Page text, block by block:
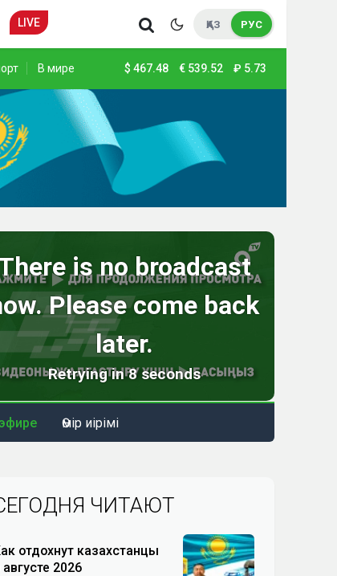
LIVE ҚАЗ РУС
В мире $ 467.48 € 539.52 ₽ 5.73
Өмір иірімі
ЧИТАЮТ
отдохнут казахстанцы
августе 2026